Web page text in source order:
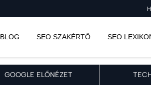
BLOG SEO SZAKÉRTŐ SEO
GOOGLE ELŐNÉZET